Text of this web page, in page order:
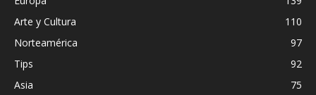
Arte y Cultura
110
Norteamérica
97
Tips
92
Asia
75